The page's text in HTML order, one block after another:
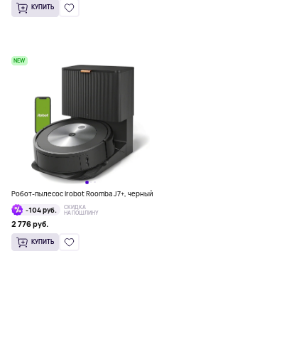
КУПИТЬ
NEW
Робот-пылесос Irobot Roomba J7+, черный
-104 руб.
СКИДКА
НА ПОШЛИНУ
2 776 руб.
КУПИТЬ